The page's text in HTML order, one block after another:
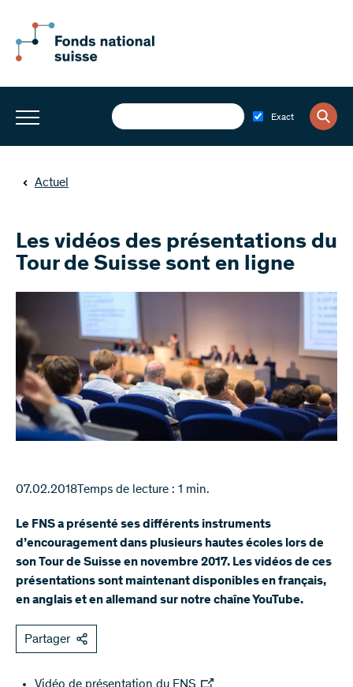
Exact
Actuel
Les vidéos des présentations du
Tour de Suisse sont en ligne
07.02.2018Temps de lecture : 1 min.
Le FNS a présenté ses différents instruments
d’encouragement dans plusieurs hautes écoles lors de
son Tour de Suisse en novembre 2017. Les vidéos de ces
présentations sont maintenant disponibles en français,
en anglais et en allemand sur notre chaîne YouTube.
Partager